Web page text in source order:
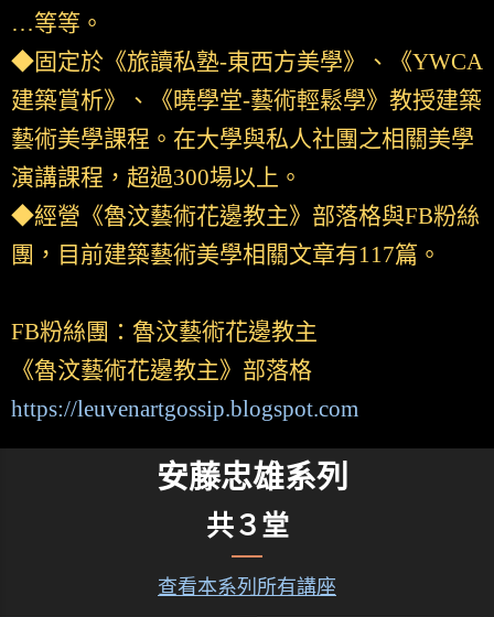
…等等。
◆固定於《旅讀私塾-東西方美學》、《YWCA
建築賞析》、《曉學堂-藝術輕鬆學》教授建築
藝術美學課程。在大學與私人社團之相關美學
演講課程，超過300場以上。
◆經營《魯汶藝術花邊教主》部落格與FB粉絲
團，目前建築藝術美學相關文章有117篇。
FB粉絲團：魯汶藝術花邊教主
《魯汶藝術花邊教主》部落格
https://leuvenartgossip.blogspot.com
安藤忠雄系列
共３堂
查看本系列所有講座